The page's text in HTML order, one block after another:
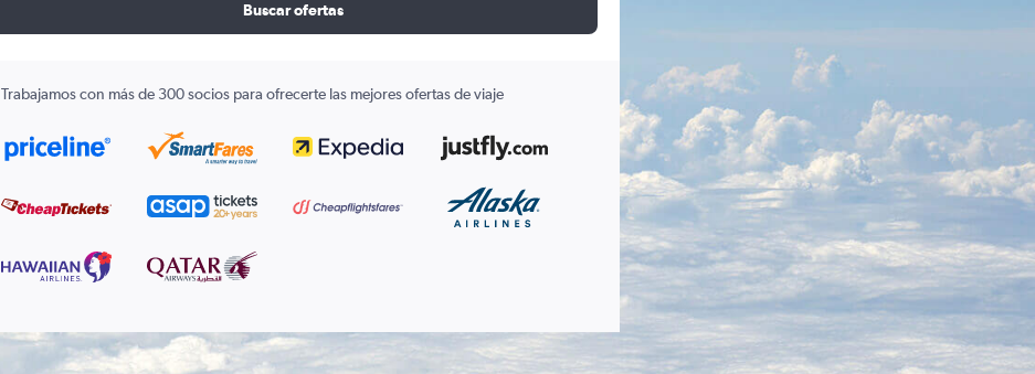
Buscar ofertas
Trabajamos con más de 300 socios para ofrecerte las mejores ofertas de viaje